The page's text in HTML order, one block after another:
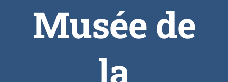
Musée de
la